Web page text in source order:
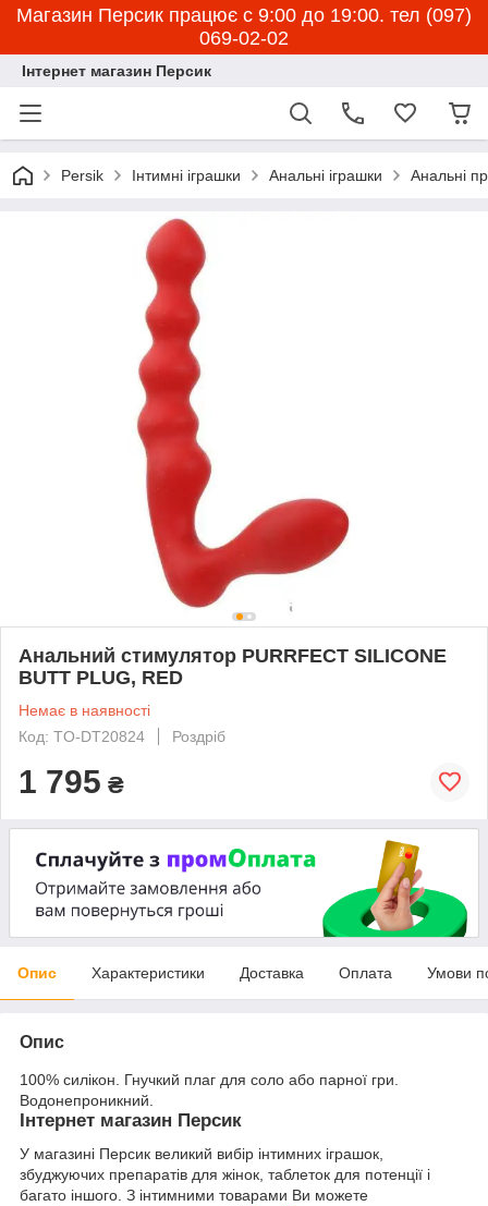
Магазин Персик працює с 9:00 до 19:00. тел (097)
069-02-02
Інтернет магазин Персик
Persik Інтимні іграшки Анальні іграшки Анальні
Анальний стимулятор PURRFECT SILICONE
BUTT PLUG, RED
Немає в наявності
Код: TO-DT20824
Роздріб
1 795 ₴
Опис Характеристики Доставка Оплата Умови
Опис
100% силікон. Гнучкий плаг для соло або парної гри.
Водонепроникний.
Інтернет магазин Персик
У магазині Персик великий вибір інтимних іграшок,
збуджуючих препаратів для жінок, таблеток для потенції і
багато іншого. З інтимними товарами Ви можете